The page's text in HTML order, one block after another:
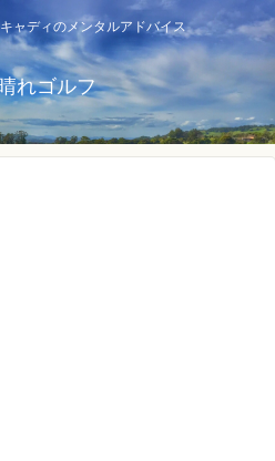
ャディのメンタルアドバイス
れゴルフ